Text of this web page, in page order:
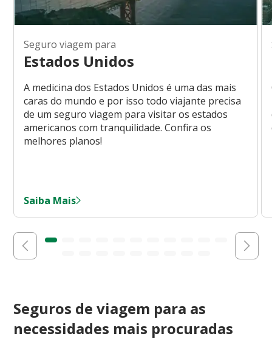
Seguro viagem para
Estados Unidos
A medicina dos Estados Unidos é uma das mais
caras do mundo e por isso todo viajante precisa
de um seguro viagem para visitar os estados
americanos com tranquilidade. Confira os
melhores planos!
Saiba Mais
Seguros de viagem para as
necessidades mais procuradas